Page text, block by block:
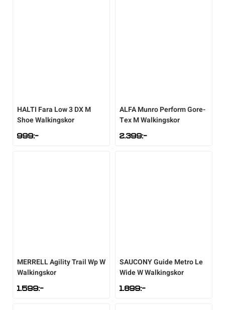
HALTI Fara Low 3 DX M
Shoe Walkingskor
999:-
ALFAMunro Perform Gore-
Tex M Walkingskor
2.399:-
MERRELLAgility Trail Wp W
Walkingskor
1.599:-
SAUCONYGuide Metro Le
Wide W Walkingskor
1.899:-